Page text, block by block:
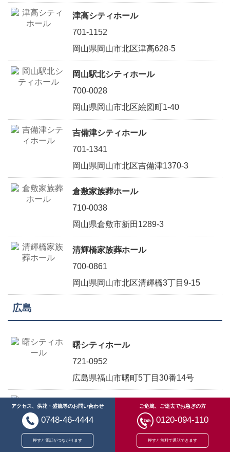
津高シティホール
701-1152
岡山県岡山市北区津高628-5
岡山駅北シティホール
700-0028
岡山県岡山市北区絵図町1-40
吉備津シティホール
701-1341
岡山県岡山市北区吉備津1370-3
倉敷家族葬ホール
710-0038
岡山県倉敷市新田1289-3
清輝橋家族葬ホール
700-0861
岡山県岡山市北区清輝橋3丁目9-15
広島
曙シティホール
721-0952
広島県福山市曙町5丁目30番14号
コミュニティーホール福山
721-0974
広島県福山市東深津町3-14-1
ご危篤、ご逝去でお急ぎの方
0120-094-110
押すと無料で通話できます
アクセス、供花・盛籠等のお問い合わせ
0748-46-4444
押すと電話がつながります